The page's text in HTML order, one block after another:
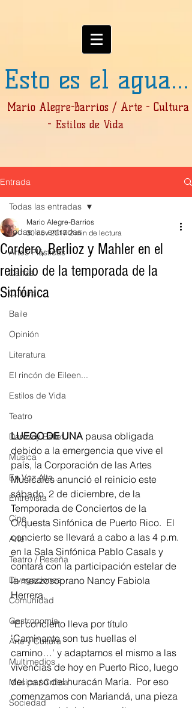
Esto es el agua...
Mario Alegre-Barrios / Arte - Cultura
- Estilos de Vida
Entrada
Todas las entradas
Artes Plásticas
Danza
Cultura
Baile
Opinión
Literatura
El rincón de Eileen...
Estilos de Vida
Teatro
Danza y Ballet
Música
En Voz Alta...
Entrevista
Cine
Arte
Teatro / Reseña
Divagaciones
Comunidad
Gastronomía
Arte y Cultura
Multimedios
Música / Crítica
Sociedad
Todas las entradas
Cordero, Berlioz y Mahler en el
reinicio de la temporada de la
Sinfónica
Mario Alegre-Barrios
30 nov 2017 2 min de lectura
LUEGO DE UNA pausa obligada
debido a la emergencia que vive el
país, la Corporación de las Artes
Musicales anunció el reinicio este
sábado, 2 de diciembre, de la
Temporada de Conciertos de la
Orquesta Sinfónica de Puerto Rico.  El
concierto se llevará a cabo a las 4 p.m.
en la Sala Sinfónica Pablo Casals y
contará con la participación estelar de
la mezzosoprano Nancy Fabiola
Herrera.
“El concierto lleva por título
'Caminante son tus huellas el
camino…' y adaptamos el mismo a las
vivencias de hoy en Puerto Rico, luego
del paso del huracán María.  Por eso
comenzamos con Mariandá, una pieza